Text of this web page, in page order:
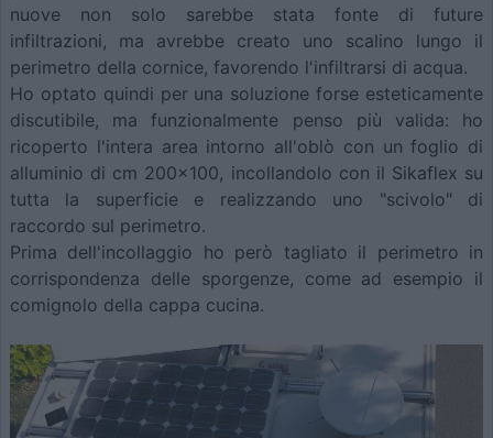
nuove non solo sarebbe stata fonte di future
infiltrazioni, ma avrebbe creato uno scalino lungo il
perimetro della cornice, favorendo l'infiltrarsi di acqua.
Ho optato quindi per una soluzione forse esteticamente
discutibile, ma funzionalmente penso più valida: ho
ricoperto l'intera area intorno all'oblò con un foglio di
alluminio di cm 200x100, incollandolo con il Sikaflex su
tutta la superficie e realizzando uno "scivolo" di
raccordo sul perimetro.
Prima dell'incollaggio ho però tagliato il perimetro in
corrispondenza delle sporgenze, come ad esempio il
comignolo della cappa cucina.